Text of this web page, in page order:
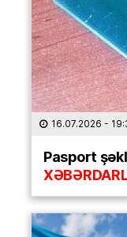
16.07.2026 -
Pasport